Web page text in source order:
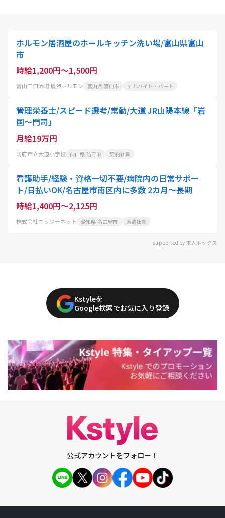
ホルモン居酒屋のホールキッチン洗い場/富山県富山
市
時給1,200円～1,500円
富山二口酒場 情熱ホルモン 富山県 富山市 アルバイト・パート
管理栄養士/スピード選考/常勤/大道 JR山陽本線「岩
国～門司」
月給19万円
防府市立大道小学校 山口県 防府市 契約社員
看護助手/経験・資格一切不要/病院内の日常サポー
ト/日払いOK/名古屋市南区内に多数 2カ月～長期
時給1,400円～2,125円
株式会社ニッソーネット 愛知県 名古屋市 派遣社員
supported by 求人ボックス
Kstyleを
Google検索でお気に入り登録
公式アカウントをフォロー！